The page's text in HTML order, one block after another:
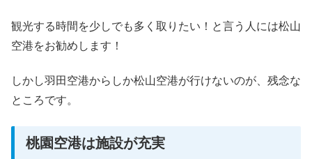
観光する時間を少しでも多く取りたい！と言う人には松山
空港をお勧めします！
しかし羽田空港からしか松山空港が行けないのが、残念な
ところです。
桃園空港は施設が充実